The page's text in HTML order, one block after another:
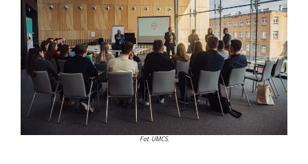
Fot. UMCS.